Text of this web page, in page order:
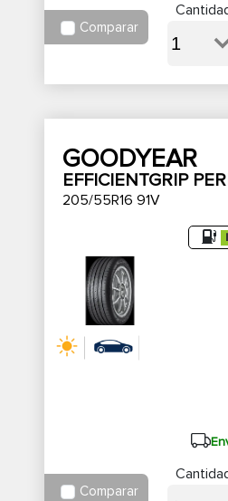
Comparar
GOODYEAR
EFFICIENTGRIP
205/55R16 91V
Comparar